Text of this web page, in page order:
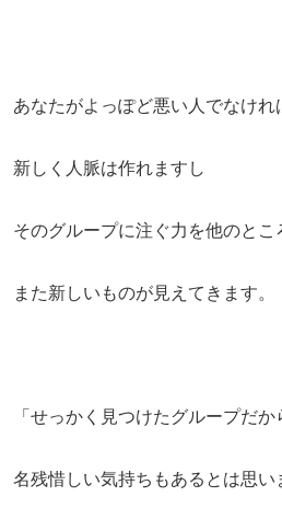
あなたがよっぽど悪い人でなけれ
新しく人脈は作れますし
そのグループに注ぐ力を他のとこ
また新しいものが見えてきます。
「せっかく見つけたグループだか
名残惜しい気持ちもあるとは思い